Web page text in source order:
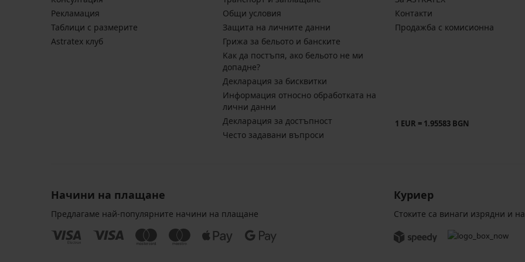
Pекламация
Таблици с размерите
Astratex клуб
Общи условия
Защита на личните данни
Грижа за бельото и банските
Kак да постъпя, ако бельото не ми
допадне?
Декларация за бисквитки
Информация относно обработката на
лични данни
Декларация за достъпност
Често задавани въпроси
Контакти
Продажба с комисионна
1 EUR = 1.95583 BGN
Начини на плащане
Предлагаме най-популярните начини на плащане
Куриер
Стоките са винаги изрядни и